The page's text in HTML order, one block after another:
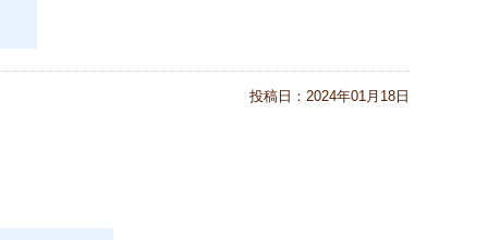
投稿日： 2024年01月18日